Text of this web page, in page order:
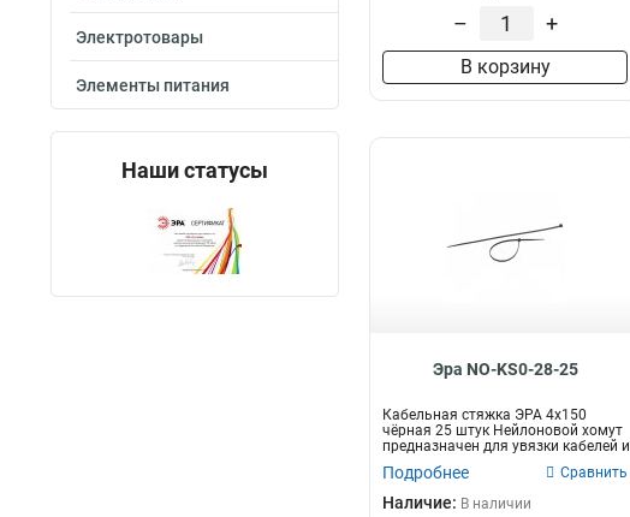
Электротовары
Элементы питания
Наши статусы
– +
В корзину
Эра NO-KS0-28-25
Кабельная стяжка ЭРА 4х150
чёрная 25 штук Нейлоновой хомут
предназначен для увязки кабелей и
Подробнее Сравнить
Наличие: В наличии